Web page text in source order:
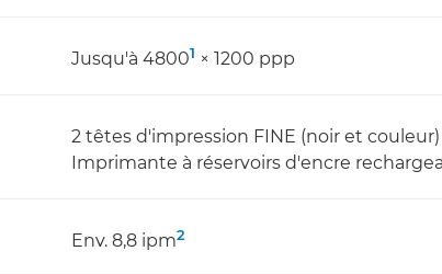
Jusqu'à 48001 × 1200 ppp
2 têtes d'impression FINE (noir et couleur)
Imprimante à réservoirs d'encre
Env. 8,8 ipm2